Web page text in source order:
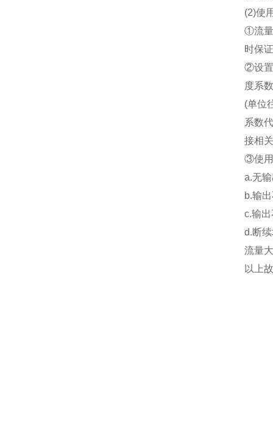
(2)使
①流量
时保
②设置
度系
(单位
系数
接相
③使用
a.无
b.输
c.输
d.断
流量
以上